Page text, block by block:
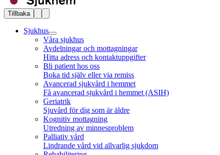
Tillbaka
Sjukhus
Våra sjukhus
Avdelningar och mottagningar
Hitta adress och kontaktuppgifter
Bli patient hos oss
Boka tid själv eller via remiss
Avancerad sjukvård i hemmet
Få avancerad sjukvård i hemmet (ASIH)
Geriatrik
Sjuvård för dig som är äldre
Kognitiv mottagning
Utredning av minnesproblem
Palliativ vård
Lindrande vård vid allvarlig sjukdom